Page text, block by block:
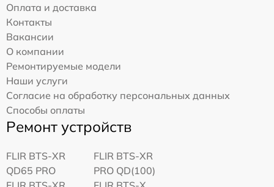
Оплата и доставка
Контакты
Вакансии
О компании
Ремонтируемые модели
Наши услуги
Согласие на обработку персональных данных
Способы оплаты
Ремонт устройств
FLIR BTS-XR
QD65 PRO
FLIR BTS-XR
PRO QD(100)